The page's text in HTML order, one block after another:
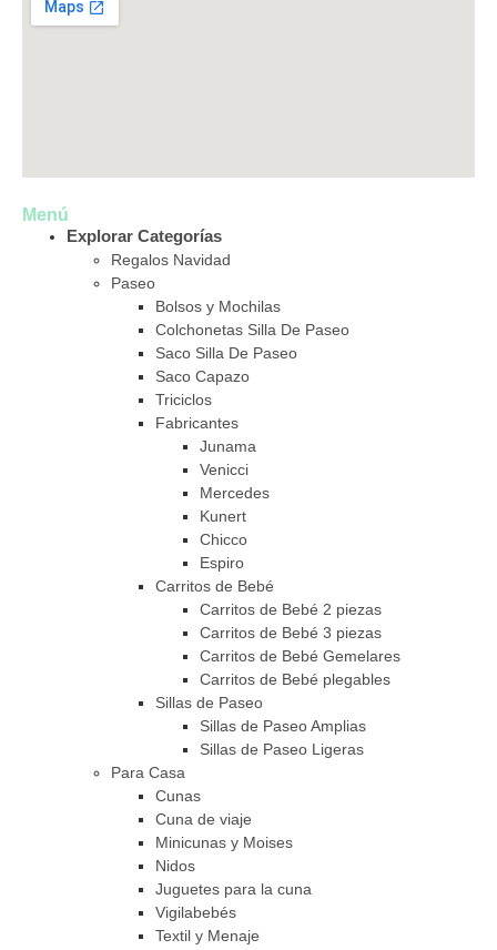
Menú
Explorar Categorías
Regalos Navidad
Paseo
Bolsos y Mochilas
Colchonetas Silla De Paseo
Saco Silla De Paseo
Saco Capazo
Triciclos
Fabricantes
Junama
Venicci
Mercedes
Kunert
Chicco
Espiro
Carritos de Bebé
Carritos de Bebé 2 piezas
Carritos de Bebé 3 piezas
Carritos de Bebé Gemelares
Carritos de Bebé plegables
Sillas de Paseo
Sillas de Paseo Amplias
Sillas de Paseo Ligeras
Para Casa
Cunas
Cuna de viaje
Minicunas y Moises
Nidos
Juguetes para la cuna
Vigilabebés
Textil y Menaje